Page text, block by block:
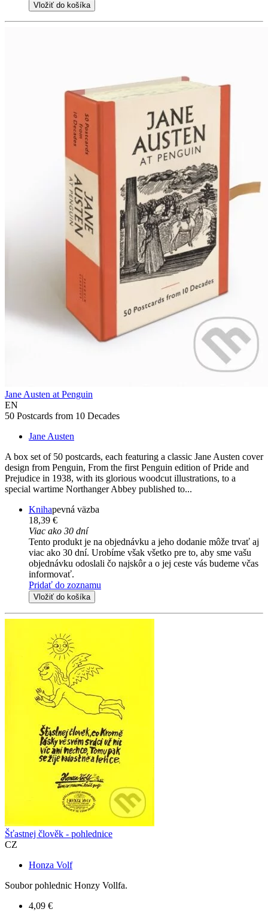
Vložiť do košíka
Jane Austen at Penguin
EN
50 Postcards from 10 Decades
Jane Austen
A box set of 50 postcards, each featuring a classic Jane Austen cover
design from Penguin, From the first Penguin edition of Pride and
Prejudice in 1938, with its glorious woodcut illustrations, to a
special wartime Northanger Abbey published to...
Knihapevná väzba
18,39 €
Viac ako 30 dní
Tento produkt je na objednávku a jeho dodanie môže trvať aj
viac ako 30 dní. Urobíme však všetko pre to, aby sme vašu
objednávku odoslali čo najskôr a o jej ceste vás budeme včas
informovať.
Pridať do zoznamu
Vložiť do košíka
Šťastnej člověk - pohlednice
CZ
Honza Volf
Soubor pohlednic Honzy Vollfa.
4,09 €